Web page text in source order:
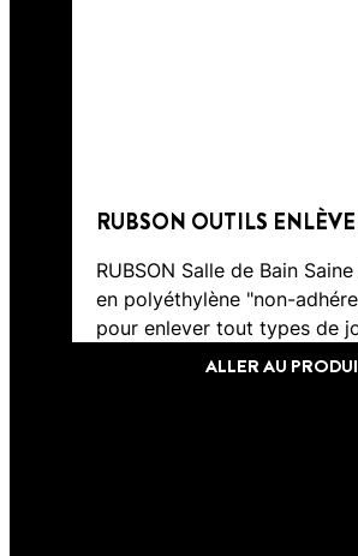
RUBSON OUTILS
RUBSON Salle de Bain
en polyéthylène "non-
pour enlever tout types de
ALLER AU